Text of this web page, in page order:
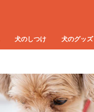
犬のしつけ 犬のグッズ